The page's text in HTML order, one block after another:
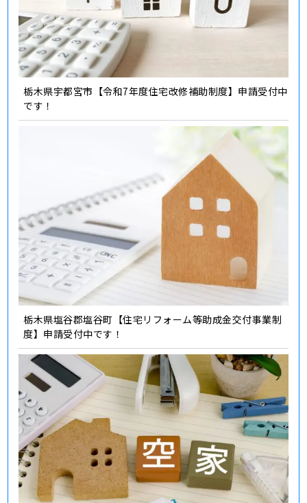
栃木県宇都宮市【令和7年度住宅改修補助制度】申請受付中
です！
栃木県塩谷郡塩谷町【住宅リフォーム等助成金交付事業制
度】申請受付中です！